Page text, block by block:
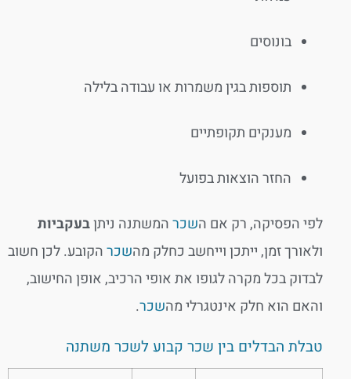
בונוסים
תוספות בגין משמרות או עבודה בלילה
מענקים תקופתיים
החזר הוצאות בפועל
לפי הפסיקה, רק אם השכרהמשתנה ניתןבעקביות
ולאורך זמן, ייתכן וייחשב כחלק מהשכרהקובע. לכן חשוב
לבדוק בכל מקרה לגופו את אופי הרכיב, אופן החישוב,
והאם הוא חלק אינטגרלי מהשכר.
טבלת הבדלים בין שכר קבוע לשכר משתנה